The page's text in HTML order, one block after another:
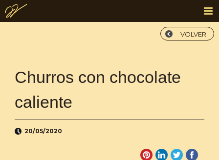
VOLVER
Churros con chocolate
caliente
20/05/2020